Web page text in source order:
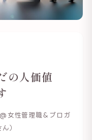
の人価値
女性管理職＆ブロガ
）